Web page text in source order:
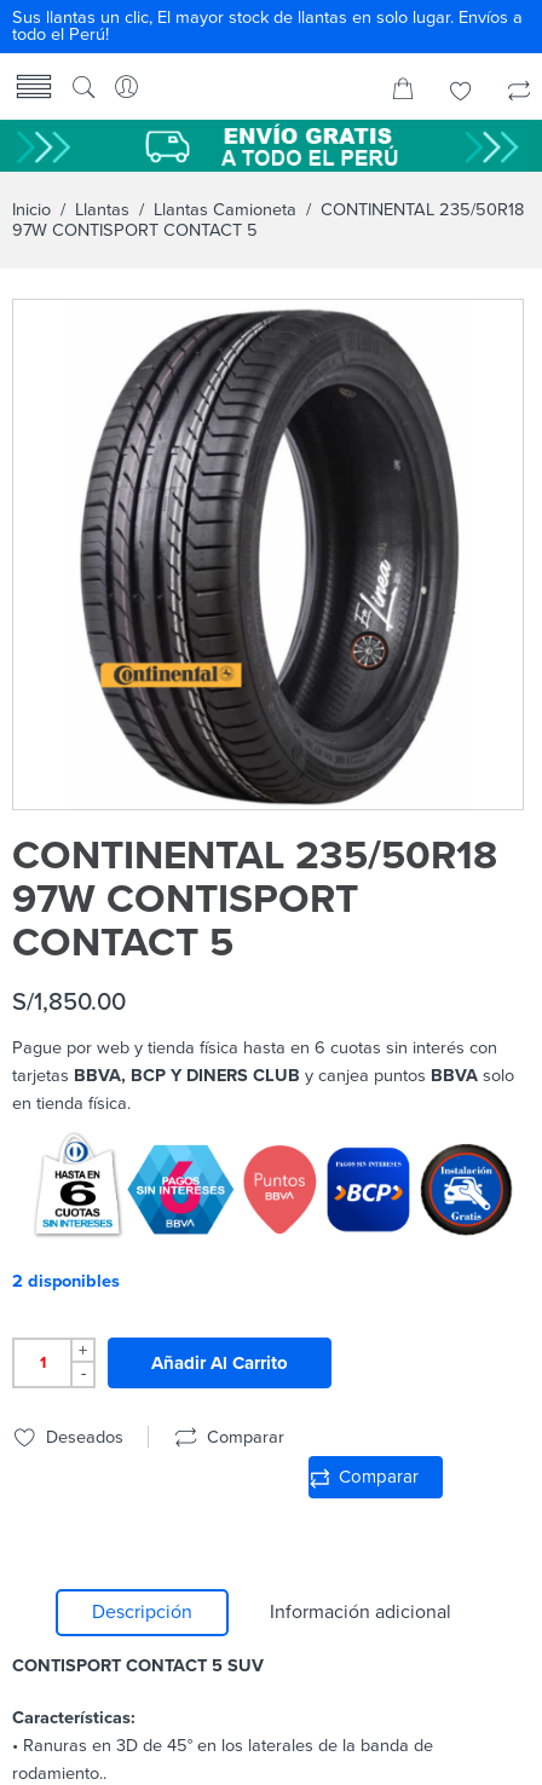
Sus llantas un clic, El mayor stock de llantas en solo lugar. Envíos a
todo el Perú!
Inicio / Llantas / Llantas Camioneta / CONTINENTAL 235/50R18
97W CONTISPORT CONTACT 5
CONTINENTAL 235/50R18
97W CONTISPORT
CONTACT 5
S/1,850.00
Pague por web y tienda física hasta en 6 cuotas sin interés con
tarjetas BBVA, BCP Y DINERS CLUB y canjea puntos BBVA solo
en tienda física.
2 disponibles
+
-
Añadir Al Carrito
Deseados Comparar
Comparar
Descripción Información adicional
CONTISPORT CONTACT 5 SUV
Características:
• Ranuras en 3D de 45° en los laterales de la banda de
rodamiento..